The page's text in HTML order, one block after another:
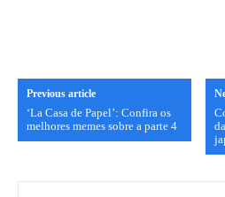
Previous article
‘La Casa de Papel’: Confira os
melhores memes sobre a parte 4